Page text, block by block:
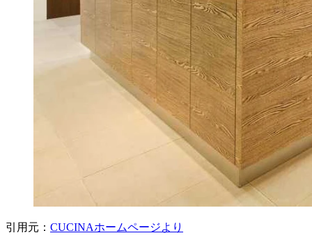
引用元： CUCINAホームページより